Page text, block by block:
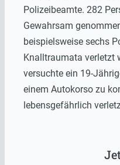
Polizeibeamte. 282
Gewahrsam
beispielsweise sechs
Knalltraumata verletzt
versuchte ein 19-
einem Autokorso zu
lebensgefährlich